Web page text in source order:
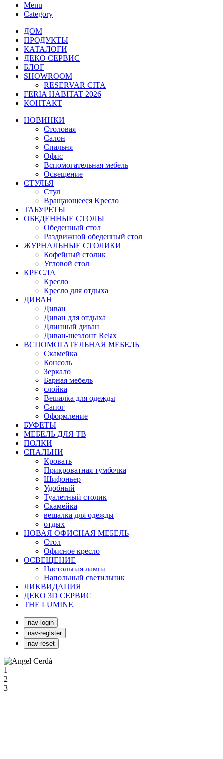
Menu
Category
ДОМ
ПРОДУКТЫ
КАТАЛОГИ
ДЕКО СЕРВИС
БЛОГ
SHOWROOM
RESERVAR CITA
FERIA HABITAT 2026
КОНТАКТ
НОВИНКИ
Столовая
Салон
Спальня
Офис
Вспомогательная мебель
Освещение
СТУЛЬЯ
Стул
Вращающееся Kресло
ТАБУРЕТЫ
ОБЕДЕННЫЕ СТОЛЫ
Обеденный стол
Раздвижной обеденный стол
ЖУРНАЛЬНЫЕ СТОЛИКИ
Кофейный столик
Угловой стол
КРЕСЛА
Кресло
Кресло для отдыха
ДИВАН
Диван
Диван для отдыха
Длинный диван
Диван-шезлонг Relax
ВСПОМОГАТЕЛЬНАЯ МЕБЕЛЬ
Скамейка
Консоль
Зеркало
Барная мебель
слойка
Вешалка для одежды
Сапог
Оформление
БУФЕТЫ
МЕБЕЛЬ ДЛЯ ТВ
ПОЛКИ
СПАЛЬНИ
Кровать
Прикроватная тумбочка
Шифоньер
Удобный
Туалетный столик
Скамейка
вешалка для одежды
отдых
НОВАЯ ОФИСНАЯ МЕБЕЛЬ
Стол
Офисное кресло
ОСВЕЩЕНИЕ
Настольная лампа
Напольный светильник
ЛИКВИДАЦИЯ
ДЕКО 3D СЕРВИС
THE LUMINE
nav-login
nav-register
nav-reset
1
2
3